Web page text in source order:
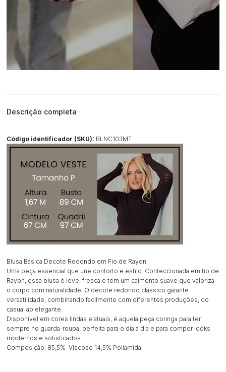
Descrição completa
Código identificador (SKU): BLNC103MT
Blusa Básica Decote Redondo em Fio de Rayon
Uma peça essencial que une conforto e estilo. Confeccionada em fio de
Rayon, essa blusa é leve, fresca e tem um caimento suave que valoriza
o corpo com naturalidade. O decote redondo clássico garante
versatilidade, combinando facilmente com diferentes produções, do
casual ao elegante.
Disponível em cores lindas e atuais, é aquela peça coringa para ter
sempre no guarda-roupa, perfeita para o dia a dia e para compor looks
modernos e sofisticados.
Composição: 85,5% Viscose 14,5% Poliamida